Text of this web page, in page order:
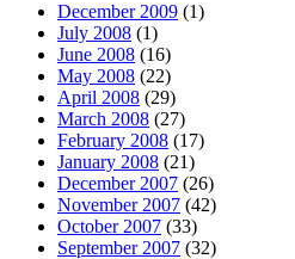
December 2009 (1)
July 2008 (1)
June 2008 (16)
May 2008 (22)
April 2008 (29)
March 2008 (27)
February 2008 (17)
January 2008 (21)
December 2007 (26)
November 2007 (42)
October 2007 (33)
September 2007 (32)